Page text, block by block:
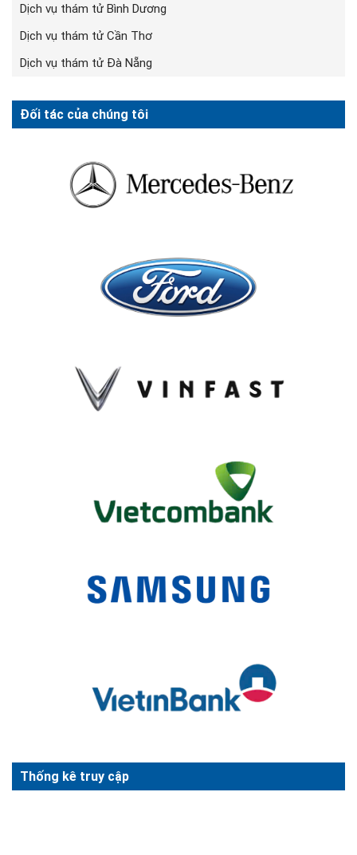
Dịch vụ thám tử Bình Dương
Dịch vụ thám tử Cần Thơ
Dịch vụ thám tử Đà Nẵng
Đối tác của chúng tôi
Thống kê truy cập